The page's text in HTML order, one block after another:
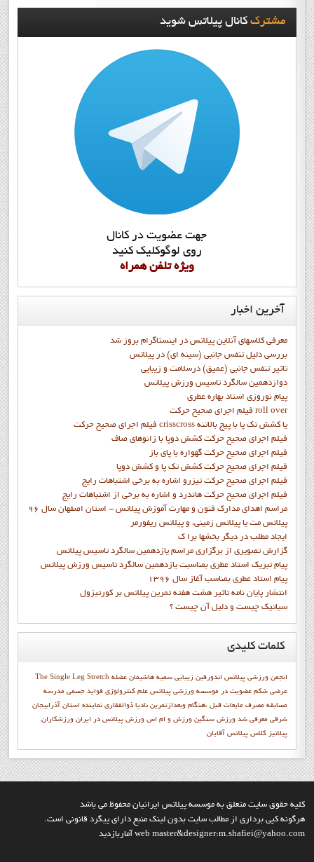
مشترککانال پيلاتس شويد
جهت عضويت در کانال
روي لوگوکليک کنيد
ويژه تلفن همراه
آخرین اخبار
معرفی کلاسهای آنلاین پیلاتس در اینستاگرام بروز شد
بررسی دلیل تنفس جانبی (سینه ای) در پیلاتس
تاثیر تنفس جانبی (عمیق) درسلامت و زیبایی
دوازدهمين سالگرد تاسيس ورزش پيلاتس
پيام نوروزي استاد بهاره عطري
فيلم اجراي صحيح حرکت roll over
فيلم اجراي صحيح حركت crisscross يا كشش تك پا با پيچ بالاتنه
فيلم اجراي صحيح حرکت كشش دوپا با زانوهاي صاف
فيلم اجراي صحيح حرکت گهواره با پاي باز
فيلم اجراي صحيح حرکت کشش تک پا و کشش دوپا
فيلم اجراي صحيح حرکت تيزرو اشاره به برخي اشتباهات رايج
فيلم اجراي صحيح حرکت هاندرد و اشاره به برخي از اشتباهات رايج
مراسم اهدای مدارک فنون و مهارت آموزش پیلاتس - استان اصفهان سال 96
پیلاتس مت یا پیلاتس زمینی، و پیلاتس ریفورمر
ايجاد مطلب در ديگر بخشها برا ک
گزارش تصويري از برگزاري مراسم يازدهمين سالگرد تاسيس پيلاتس
پيام تبريک استاد عطري بمناسبت يازدهمين سالگرد تاسيس ورزش پيلاتس
پيام استاد عطري بمناسب آغاز سال 1396
انتشار پايان نامه تاثیر هشت هفته تمرین پیلاتس بر کورتیزول
سیاتیک چیست و دلیل آن چیست ؟
کلماتکلیدی
The Single Leg Stretch انجمن ورزشي پيلاتس اندورفین زیبایی سميه هاشيمان عضله
عرضی شکم عضويت در موسسه ورزشي پيلاتس علم کنترولوژي فواید جسمی مدرسه
مسابقه مصرف مایعات قبل ،هنگام وبعدازتمرین ناديا ذوالفقاري نماينده استان آذرابيجان
شرقي معرفي شد ورزش سنگین ورزش و ام اس ورزش پیلاتس در ایران ورزشکاران
پيلاتيز کلاس پیلاتس آقایان
کليه حقوق سايت متعلق به موسسه پيلاتس ايرانيان محفوظ مي باشد
هرگونه کپي برداري از مطالب سايت بدون لينک منبع داراي پيگرد قانوني است.
web master&designer:m.shafiei@yahoo.com آماربازديد